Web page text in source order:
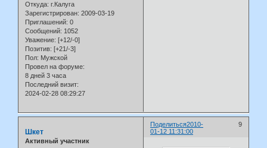
Откуда: г.Калуга
Зарегистрирован: 2009-03-19
Приглашений: 0
Сообщений: 1052
Уважение: [+12/-0]
Позитив: [+21/-3]
Пол: Мужской
Провел на форуме:
8 дней 3 часа
Последний визит:
2024-02-28 08:29:27
Поделиться 9
2010-
01-12 11:31:00
Шкет
Активный участник